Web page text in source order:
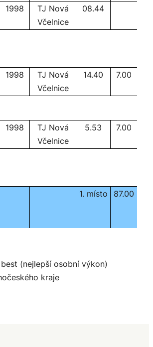
1998
TJ Nová
Včelnice
08.44
1998
TJ Nová
Včelnice
14.40 7.00
1998
TJ Nová
Včelnice
5.53 7.00
1. místo 87.00
(nejlepší osobní výkon)
kraje